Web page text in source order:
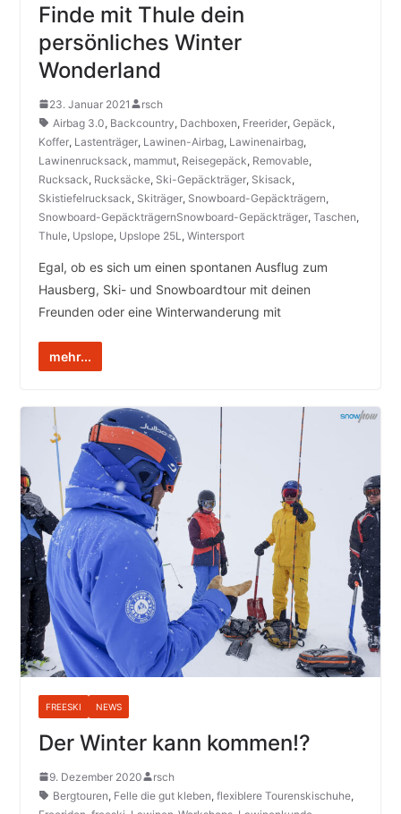
Finde mit Thule dein
persönliches Winter
Wonderland
23. Januar 2021
rsch
Airbag 3.0, Backcountry, Dachboxen, Freerider, Gepäck,
Koffer, Lastenträger, Lawinen-Airbag, Lawinenairbag,
Lawinenrucksack, mammut, Reisegepäck, Removable,
Rucksack, Rucksäcke, Ski-Gepäckträger, Skisack,
Skistiefelrucksack, Skiträger, Snowboard-Gepäckträgern,
Snowboard-GepäckträgernSnowboard-Gepäckträger, Taschen,
Thule, Upslope, Upslope 25L , Wintersport
Egal, ob es sich um einen spontanen Ausflug zum
Hausberg, Ski- und Snowboardtour mit deinen
Freunden oder eine Winterwanderung mit
mehr...
FREESKI NEWS
Der Winter kann kommen!?
9. Dezember 2020
rsch
Bergtouren, Felle die gut kleben, flexiblere Tourenskischuhe,